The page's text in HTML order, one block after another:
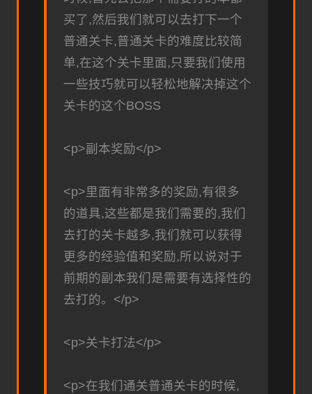
买了,然后我们就可以去打下一个
普通关卡,普通关卡的难度比较简
单,在这个关卡里面,只要我们使用
一些技巧就可以轻松地解决掉这个
关卡的这个BOSS
<p>副本奖励</p>
<p>里面有非常多的奖励,有很多
的道具,这些都是我们需要的,我们
去打的关卡越多,我们就可以获得
更多的经验值和奖励,所以说对于
前期的副本我们是需要有选择性的
去打的。</p>
<p>关卡打法</p>
<p>在我们通关普通关卡的时候,